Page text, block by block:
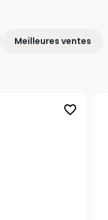
Meilleures ventes
favorite_border